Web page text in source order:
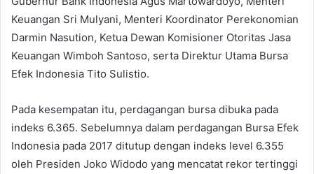
Keuangan Sri Mulyani, Menteri Koordinator Perekonomian
Darmin Nasution, Ketua Dewan Komisioner Otoritas Jasa
Keuangan Wimboh Santoso, serta Direktur Utama Bursa
Efek Indonesia Tito Sulistio.
Pada kesempatan itu, perdagangan bursa dibuka pada
indeks 6.365. Sebelumnya dalam perdagangan Bursa Efek
Indonesia pada 2017 ditutup dengan indeks level 6.355
oleh Presiden Joko Widodo yang mencatat rekor tertinggi